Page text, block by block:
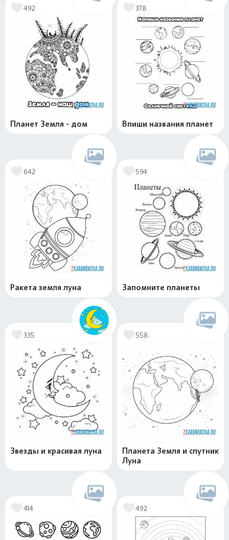
492
Планет Земля - дом
378
Впиши названия планет
642
Ракета земля луна
594
Запомните планеты
335
Звезды и красивая луна
558
Планета Земля и спутник
Луна
414 492